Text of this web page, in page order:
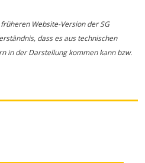
Website-Version der SG
dass es aus technischen
in der Darstellung kommen kann bzw.